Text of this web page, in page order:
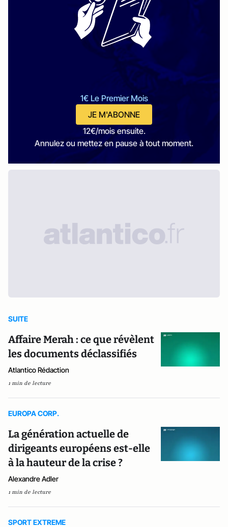
1€ Le Premier Mois
JE M'ABONNE
12€/mois ensuite.
Annulez ou mettez en pause à tout moment.
SUITE
Affaire Merah : ce que révèlent
les documents déclassifiés
Atlantico Rédaction
1 min de lecture
EUROPA CORP.
La génération actuelle de
dirigeants européens est-elle
à la hauteur de la crise ?
Alexandre Adler
1 min de lecture
SPORT EXTREME